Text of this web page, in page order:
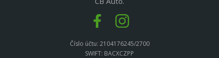
Číslo účtu: 2104176245/2700
SWIFT: BACXCZPP